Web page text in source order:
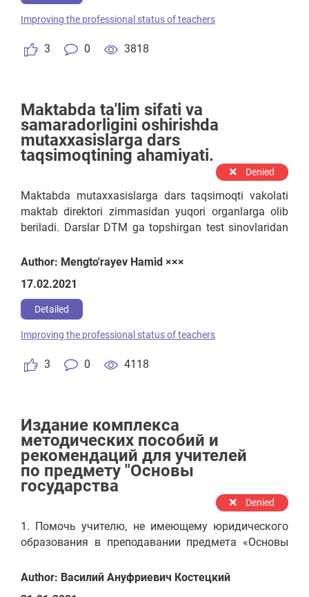
маданиятини ошириш бўйича ўқув курслари
ташкил этилади, б) Нутқ маҳорати ва
тизими йўлга қўйилади, c) Кенг аҳоли қатлами
ўқитувчи ходимлар жамоаси шакллантирилади.
3 0 3818
Improving the professional status of teachers
Maktabda ta'lim sifati va
samaradorligini oshirishda
mutaxxasislarga dars
taqsimoqtining ahamiyati.
Denied
Maktabda mutaxxasislarga dars taqsimoqti vakolati
maktab direktori zimmasidan yuqori organlarga olib
beriladi. Darslar DTM ga topshirgan test sinovlaridan
o'qituvchilar markazlashgan zaxira kadrlar hisobiga
yuboriladi.
Author: Mengto'rayev Hamid ×××
17.02.2021
Detailed
3 0 4118
Improving the professional status of teachers
Издание комплекса
методических пособий и
рекомендаций для учителей
по предмету "Основы
государства
Denied
1. Помочь учителю, не имеющему юридического
образования в преподавании предмета «Основы
внимание уделено применению учащимися
Author: Василий Ануфриевич Костецкий